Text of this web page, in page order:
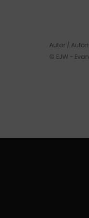
Autor /
© EJW -